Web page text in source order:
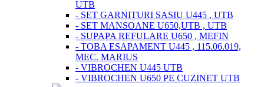
UTB
- SET GARNITURI SASIU U445 , UTB
- SET MANSOANE U650,UTB , UTB
- SUPAPA REFULARE U650 , MEFIN
- TOBA ESAPAMENT U445 , 115.06.019,
MEC. MARIUS
- VIBROCHEN U445 UTB
- VIBROCHEN U650 PE CUZINET UTB